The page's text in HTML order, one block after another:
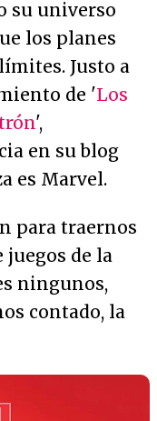
su universo
los planes
Justo a
de 'Los
',
en su blog
es Marvel.
para traernos
juegos de la
ningunos,
contado, la